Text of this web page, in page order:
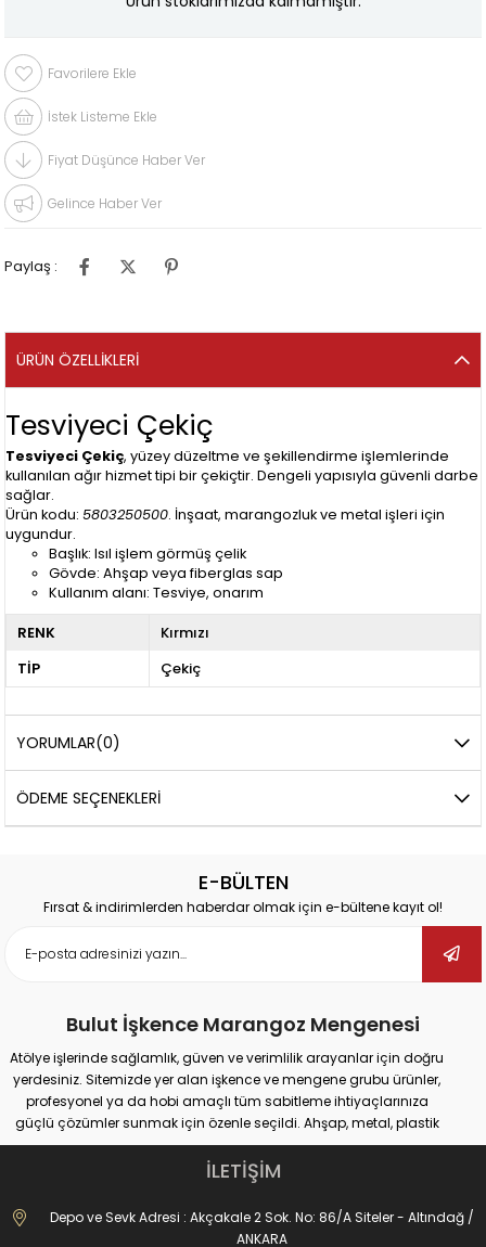
Favorilere Ekle
İstek Listeme Ekle
Fiyat Düşünce Haber Ver
Gelince Haber Ver
Paylaş :
ÜRÜN ÖZELLIKLERI
Tesviyeci Çekiç
Tesviyeci Çekiç, yüzey düzeltme ve şekillendirme işlemlerinde
kullanılan ağır hizmet tipi bir çekiçtir. Dengeli yapısıyla güvenli darbe
sağlar.
Ürün kodu:5803250500. İnşaat, marangozluk ve metal işleri için
uygundur.
Başlık: Isıl işlem görmüş çelik
Gövde: Ahşap veya fiberglas sap
Kullanım alanı: Tesviye, onarım
RENK
Kırmızı
TİP
Çekiç
YORUMLAR(0)
ÖDEME SEÇENEKLERI
E-BÜLTEN
Fırsat & indirimlerden haberdar olmak için e-bültene kayıt ol!
Bulut İşkence Marangoz Mengenesi
Atölye işlerinde sağlamlık, güven ve verimlilik arayanlar için doğru
yerdesiniz. Sitemizde yer alan işkence ve mengene grubu ürünler,
profesyonel ya da hobi amaçlı tüm sabitleme ihtiyaçlarınıza
güçlü çözümler sunmak için özenle seçildi. Ahşap, metal, plastik
gibi farklı yüzeylerde güvenli tutuş sağlayan ürünlerimiz;
marangozluk, kaynak, delme, montaj ve tamir gibi pek çok alanda
maksimum performans vadediyor.
İster büyük ölçekli sanayi tipi işler yapıyor olun, ister evde basit
onarımlar; doğru işkence ve mengeneyle hem iş güvenliğinizi
İLETİŞİM
Depo ve Sevk Adresi : Akçakale 2 Sok. No: 86/A Siteler - Altındağ /
ANKARA